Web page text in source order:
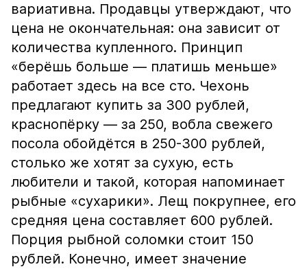
вариативна. Продавцы утверждают, что
цена не окончательная: она зависит от
количества купленного. Принцип
«берёшь больше — платишь меньше»
работает здесь на все сто. Чехонь
предлагают купить за 300 рублей,
краснопёрку — за 250, вобла свежего
посола обойдётся в 250-300 рублей,
столько же хотят за сухую, есть
любители и такой, которая напоминает
рыбные «сухарики». Лещ покрупнее, его
средняя цена составляет 600 рублей.
Порция рыбной соломки стоит 150
рублей. Конечно, имеет значение